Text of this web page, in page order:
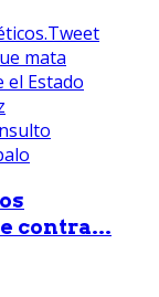
contra...